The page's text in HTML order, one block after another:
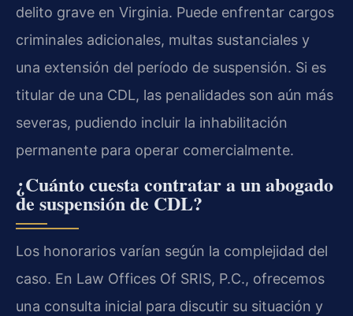
delito grave en Virginia. Puede enfrentar cargos
criminales adicionales, multas sustanciales y
una extensión del período de suspensión. Si es
titular de una CDL, las penalidades son aún más
severas, pudiendo incluir la inhabilitación
permanente para operar comercialmente.
¿Cuánto cuesta contratar a un abogado
de suspensión de CDL?
Los honorarios varían según la complejidad del
caso. En Law Offices Of SRIS, P.C., ofrecemos
una consulta inicial para discutir su situación y